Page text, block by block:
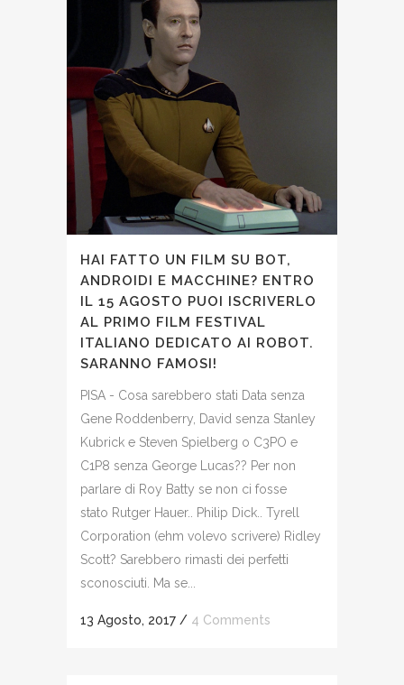
HAI FATTO UN FILM SU BOT,
ANDROIDI E MACCHINE? ENTRO
IL 15 AGOSTO PUOI ISCRIVERLO
AL PRIMO FILM FESTIVAL
ITALIANO DEDICATO AI ROBOT.
SARANNO FAMOSI!
PISA - Cosa sarebbero stati Data senza
Gene Roddenberry, David senza Stanley
Kubrick e Steven Spielberg o C3PO e
C1P8 senza George Lucas?? Per non
parlare di Roy Batty se non ci fosse
stato Rutger Hauer.. Philip Dick.. Tyrell
Corporation (ehm volevo scrivere) Ridley
Scott? Sarebbero rimasti dei perfetti
sconosciuti. Ma se...
13 Agosto, 2017 / 4 Comments